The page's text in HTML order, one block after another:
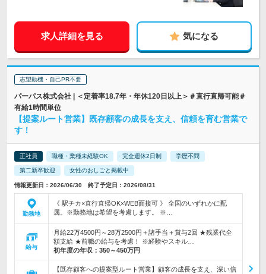
求人詳細を見る 気になる
志望動機・自己PR不要
パーパス株式会社 | ＜定着率18.7年・年休120日以上＞＃直行直帰可能＃
有給1時間単位
【提案ルート営業】既存顧客の成長を支え、信頼を育む営業で
す！
正社員 職種・業種未経験OK 完全週休2日制 学歴不問
第二新卒歓迎 女性のおしごと掲載中
情報更新日：2026/06/30 終了予定日：2026/08/31
勤務地
《 駅チカ×直行直帰OK×WEB面接可 》 全国のいずれかに配
属。※勤務地は希望を考慮します。 ※…
給与
月給22万4500円～28万2500円＋諸手当＋賞与2回 ★残業代全
額支給 ★前職の給与を考慮！ ※経験やスキル…
初年度の年収： 350～450万円
【既存顧客への提案型ルート営業】顧客の成長を支え、深い信